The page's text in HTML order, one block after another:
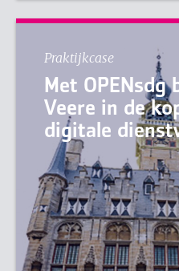
Praktijkcase
Met OPENsdg
Veere in de
digitale